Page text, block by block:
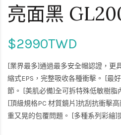
亮面黑
$2990TWD
[業界最多]通過最多安全帽認證，更
縮式EPS，完整吸收各種衝擊。 [最
節。 [美肌必備]全可拆特殊低敏樹脂
[頂級規格PC 材質鏡片]抗刮抗衝擊
重又晃的包覆問題。 [多種系列彩繪]